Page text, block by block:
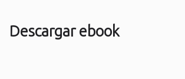
Descargar ebook